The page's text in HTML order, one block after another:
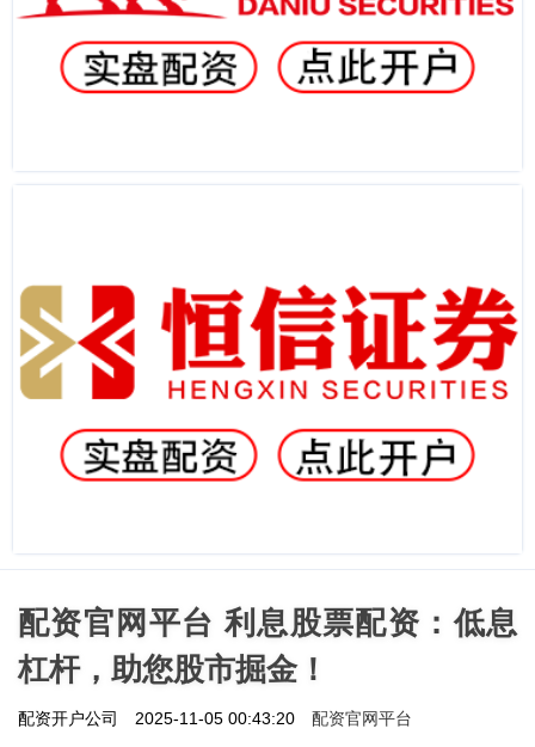
配资官网平台 利息股票配资：低息
杠杆，助您股市掘金！
配资开户公司 2025-11-05 00:43:20 配资官网平台